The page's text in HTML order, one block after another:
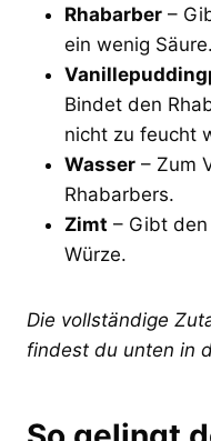
Rhabarber –
ein wenig Säure.
Bindet den
nicht zu feucht
Wasser – Zum
Rhabarbers.
Zimt – Gibt
Würze.
Die vollständige
findest du unten in